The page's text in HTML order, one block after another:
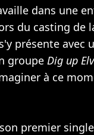
dans une
du casting de
présente avec
groupe Dig up
à ce
premier single